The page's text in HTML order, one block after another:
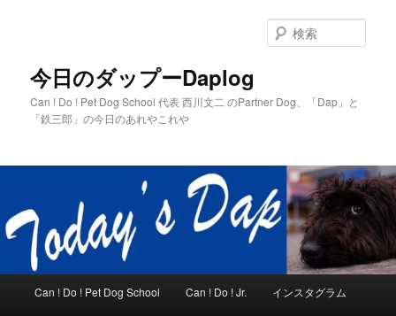
今日のダップーDaplog
Can ! Do ! Pet Dog School 代表 西川文二 のPartner Dog、「Dap」と
「鉄三郎」の今日のあれやこれや
索
Can ! Do ! Pet Dog School Can ! Do ! Jr. インスタグラム